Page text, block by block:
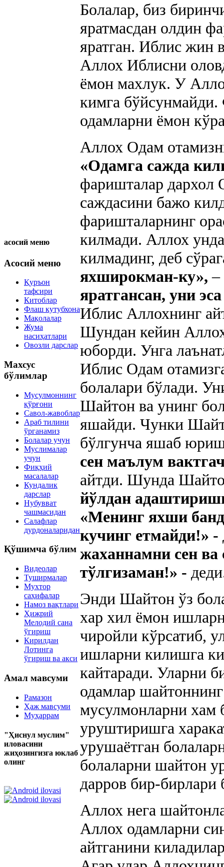
асосий меню
Асосий меню
Қуръон
тафсири
Китоблар
Флаш кутубхона
Мақолалар
Жума
насиҳатлари
Овозли дарслар
Махсус
бўлимлар
Мусулмоннинг
қўрғони
Савол-жавоблар
Араб тилини
ўрганамиз
Болалар учун
Муслималар
учун
Фиқҳий
масалалар
Кундалик
дарслар
Нубувват
чашмасидан
Салафлар
дурдоналаридан
Қўшимча бўлим
Видеолар
Туширмалар
Мухтор
саҳифалар
Намоз вақтлари
Ҳижрий
Мелодий сана
ўгириш
Кирилдан
Лотинга
ўгириш ва акси
Амал мавсуми
Рамазон
Ҳаж мавсуми
Муҳаррам
"Ҳиснул муслим"
иловасини
жиҳозингизга юклаб
олинг
Болалар, биз
яратмасдан олдин
яратган. Иблис жин
Аллох Иблисни
ёмон махлук. У
кимга
одамларни ёмон
Аллох Одам
«Одамга сажда
фаришталар дархол
саждасини бажо
фаришталарнинг
килмади. Аллох
килмадинг, деб
яхширокман-ку»,–
яратгансан, уни
Иблис Аллохнинг
Шундан кейин
юборди. Унга
Иблис Одам
болалари бўлади.
Шайтон ва унинг
яшайди. Чунки
бўлгунча яшаб
сен маълум
айтди. Шунда
йўлдан
«Менинг яхши
кучинг етмайди!» -
жаханнамни сен ва
тўлгизаман!» -
Энди Шайтон ўз
хар хил ёмон
чиройли кўрсатиб,
ишларни килишга
кайтаради. Уларни
одамлар
мусулмонларни хам
уруштиришга
урушаётган
болаларни шайтон
дарров бир-
Аллох нега
Аллох одамларни
айтганини